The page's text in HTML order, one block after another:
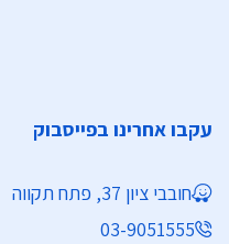
עקבו אחרינו בפייסבוק
חובבי ציון 37, פתח תקווה
03-9051555